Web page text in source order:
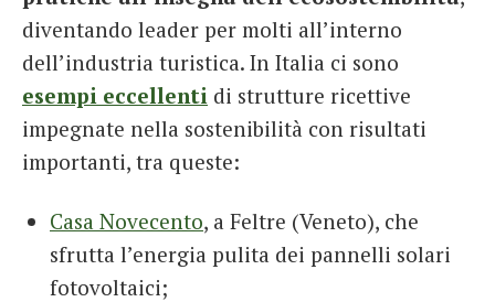
diventando leader per molti all’interno
dell’industria turistica. In Italia ci sono
esempi eccellenti di strutture ricettive
impegnate nella sostenibilità con risultati
importanti, tra queste:
Casa Novecento, a Feltre (Veneto), che
sfrutta l’energia pulita dei pannelli solari
fotovoltaici;